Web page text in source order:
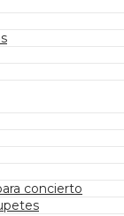
concierto